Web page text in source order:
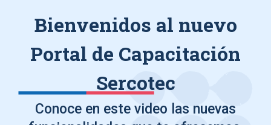
Bienvenidos al nuevo
Portal de Capacitación
Sercotec
Conoce en este video las nuevas